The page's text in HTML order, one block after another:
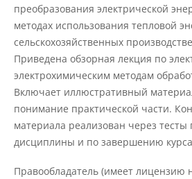
Стипендии и меры поддержки
обучающихся
Платные образовательные
Финансово-хозяйственная
преобразования электрической
методах использования тепловой
сельскохозяйственных
Приведена обзорная лекция по
электрохимическим методам
Включает иллюстративный
понимание практической части.
материала реализован через тесты
дисциплины и по завершению
Правообладатель (имеет лицензию